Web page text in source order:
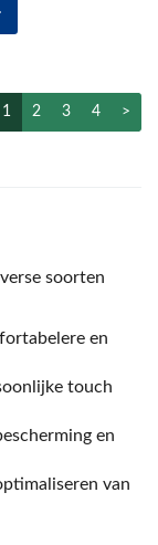
1 2 3 4 >
soorten
en
touch
en
van